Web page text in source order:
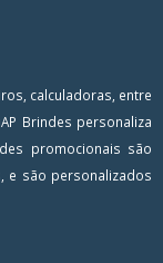
calculadoras, entre
Brindes personaliza
promocionais são
e são personalizados